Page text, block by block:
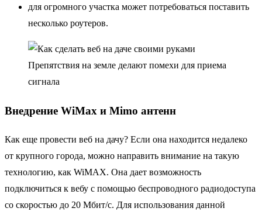
для огромного участка может потребоваться поставить
несколько роутеров.
Препятствия на земле делают помехи для приема
сигнала
Внедрение WiMax и Mimo антенн
Как еще провести веб на дачу? Если она находится недалеко
от крупного города, можно направить внимание на такую
технологию, как WiMAX. Она дает возможность
подключиться к вебу с помощью беспроводного радиодоступа
со скоростью до 20 Мбит/с. Для использования данной